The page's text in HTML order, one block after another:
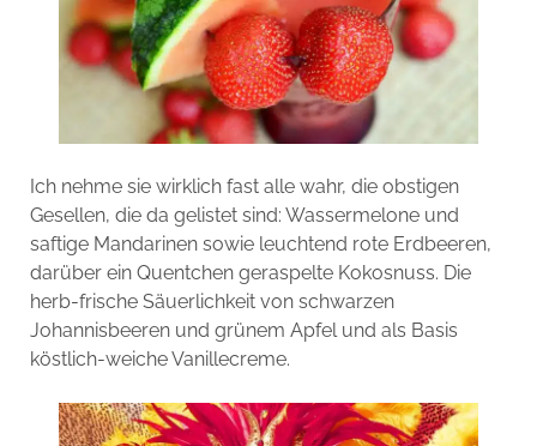
Ich nehme sie wirklich fast alle wahr, die obstigen
Gesellen, die da gelistet sind: Wassermelone und
saftige Mandarinen sowie leuchtend rote Erdbeeren,
darüber ein Quentchen geraspelte Kokosnuss. Die
herb-frische Säuerlichkeit von schwarzen
Johannisbeeren und grünem Apfel und als Basis
köstlich-weiche Vanillecreme.